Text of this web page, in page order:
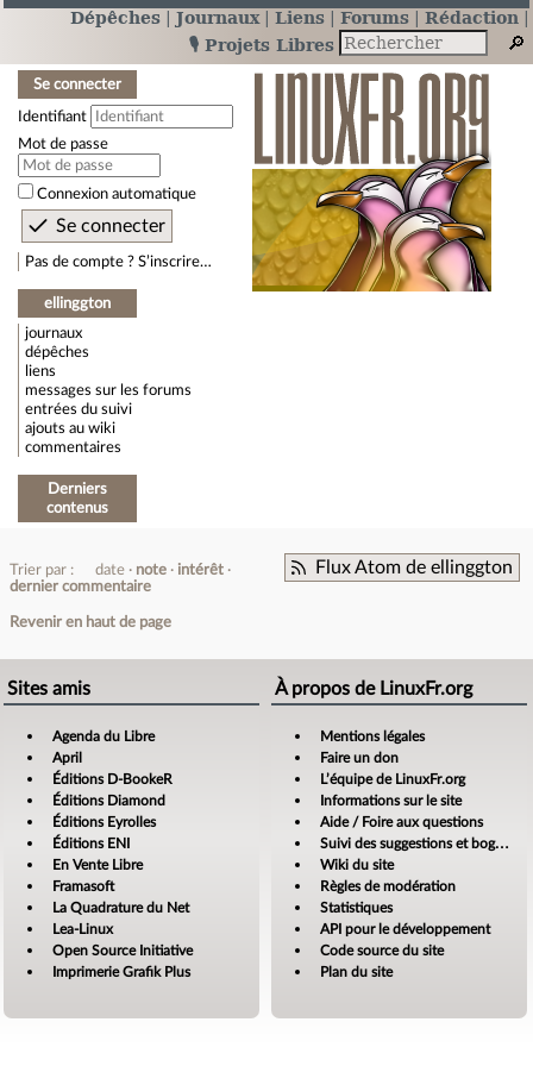
Dépêches Journaux Liens Forums
Rédaction
🎙️ Projets Libres
Se connecter
Identifiant
Mot de passe
Connexion automatique
Pas de compte ? S’inscrire…
ellinggton
journaux
dépêches
liens
messages sur les forums
entrées du suivi
ajouts au wiki
commentaires
Derniers
contenus
Flux Atom de ellinggton
Trier par : date note
intérêt
dernier commentaire
Revenir en haut de page
Sites amis
Agenda du Libre
April
Éditions D-BookeR
Éditions Diamond
Éditions Eyrolles
Éditions ENI
En Vente Libre
Framasoft
La Quadrature du Net
Lea-Linux
Open Source Initiative
Imprimerie Grafik Plus
À propos de LinuxFr.org
Mentions légales
Faire un don
L’équipe de LinuxFr.org
Informations sur le site
Aide / Foire aux questions
Suivi des suggestions et bogues
Wiki du site
Règles de modération
Statistiques
API pour le développement
Code source du site
Plan du site